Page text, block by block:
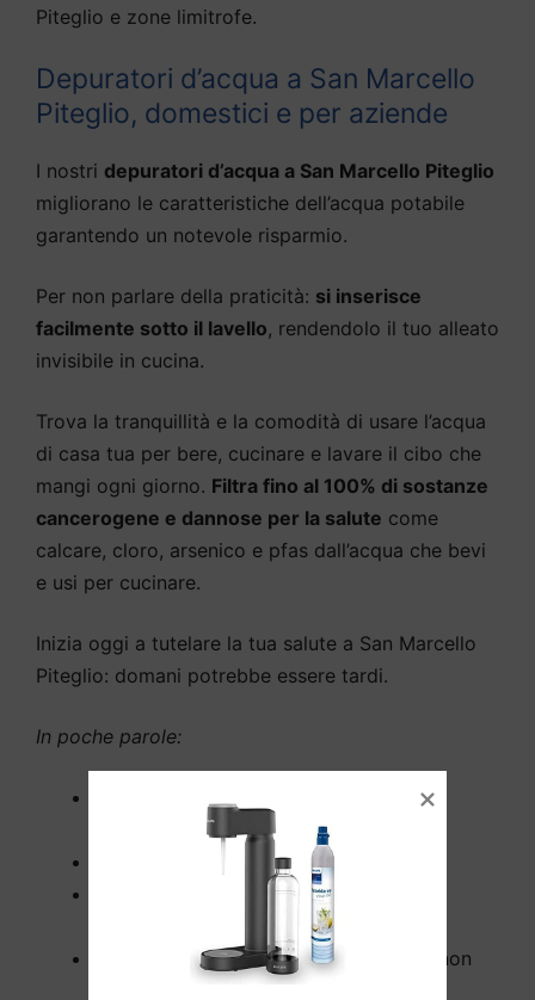
Piteglio e zone limitrofe.
Depuratori d’acqua a San Marcello
Piteglio, domestici e per aziende
I nostri depuratori d’acqua a San Marcello Piteglio
migliorano le caratteristiche dell’acqua potabile
garantendo un notevole risparmio.
Per non parlare della praticità: si inserisce
facilmente sotto il lavello, rendendolo il tuo alleato
invisibile in cucina.
Trova la tranquillità e la comodità di usare l’acqua
di casa tua per bere, cucinare e lavare il cibo che
mangi ogni giorno. Filtra fino al 100% di sostanze
cancerogene e dannose per la salute come
calcare, cloro, arsenico e pfas dall’acqua che bevi
e usi per cucinare.
Inizia oggi a tutelare la tua salute a San Marcello
Piteglio: domani potrebbe essere tardi.
In poche parole:
Acquista o noleggia il tuo depuratore
d’acqua a San Marcello Piteglio;
Risparmia denaro da subito;
Dimentica di trasportare pesanti casse
L’installazione a San Marcello Piteglio non
richiede opere murarie;